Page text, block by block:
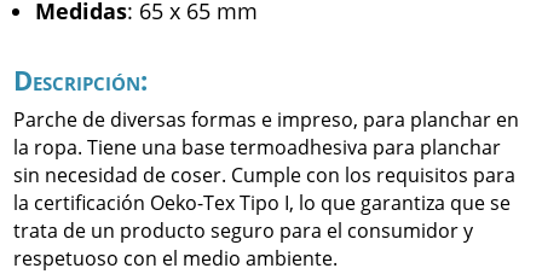
Medidas: 65 x 65 mm
Descripción:
Parche de diversas formas e impreso, para planchar en
la ropa. Tiene una base termoadhesiva para planchar
sin necesidad de coser. Cumple con los requisitos para
la certificación Oeko-Tex Tipo I, lo que garantiza que se
trata de un producto seguro para el consumidor y
respetuoso con el medio ambiente.